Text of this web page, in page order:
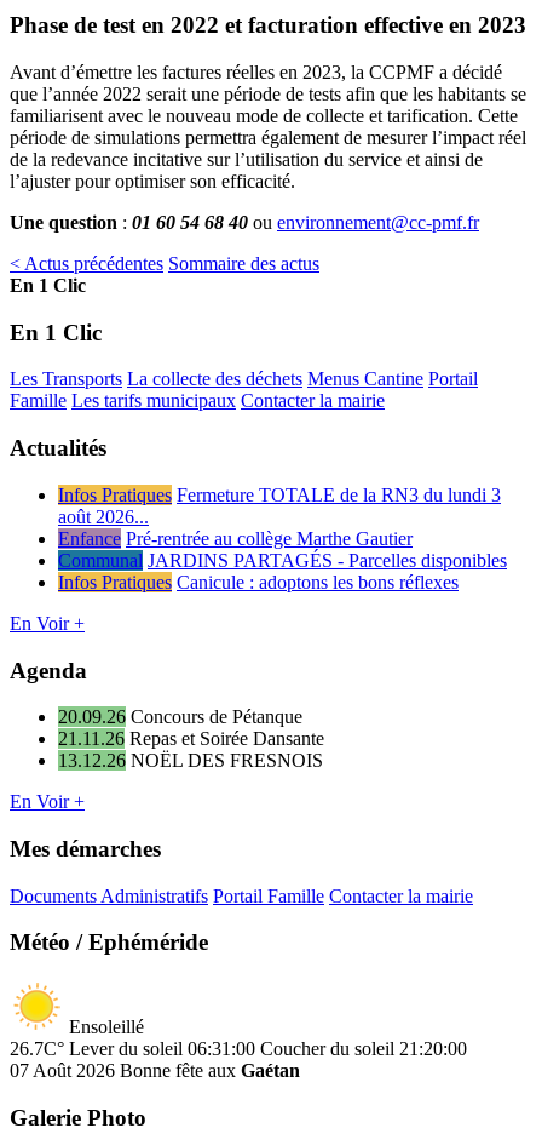
Phase de test en 2022 et facturation effective en 2023
Avant d’émettre les factures réelles en 2023, la CCPMF a décidé
que l’année 2022 serait une période de tests afin que les habitants se
familiarisent avec le nouveau mode de collecte et tarification. Cette
période de simulations permettra également de mesurer l’impact réel
de la redevance incitative sur l’utilisation du service et ainsi de
l’ajuster pour optimiser son efficacité.
Une question : 01 60 54 68 40 ou environnement@cc-pmf.fr
< Actus précédentes Sommaire des actus
En 1 Clic
En 1 Clic
Les Transports La collecte des déchets Menus Cantine Portail
Famille Les tarifs municipaux Contacter la mairie
Actualités
Infos Pratiques Fermeture TOTALE de la RN3 du lundi 3
août 2026...
Enfance Pré-rentrée au collège Marthe Gautier
Communal JARDINS PARTAGÉS - Parcelles disponibles
Infos Pratiques Canicule : adoptons les bons réflexes
En Voir +
Agenda
20.09.26 Concours de Pétanque
21.11.26 Repas et Soirée Dansante
13.12.26 NOËL DES FRESNOIS
En Voir +
Mes démarches
Documents Administratifs Portail Famille Contacter la mairie
Météo / Ephéméride
Ensoleillé
26.7C° Lever du soleil 06:31:00 Coucher du soleil 21:20:00
07 Août 2026 Bonne fête aux Gaétan
Galerie Photo